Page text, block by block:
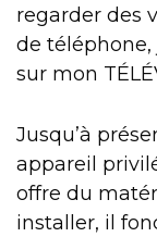
regarder des
de
sur mon
Jusqu’à
appareil
offre du
installer, il